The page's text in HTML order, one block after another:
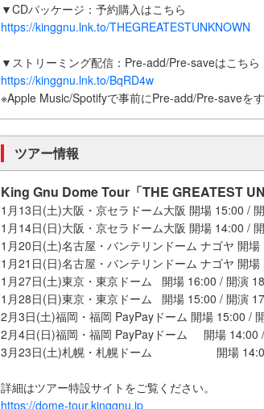
▼CDパッケージ：予約購入はこちら
https://kinggnu.lnk.to/THEGREATESTUNKNOWN
▼ストリーミング配信：Pre-add/Pre-saveはこちら
https://kinggnu.lnk.to/BqRD4w
※Apple Music/Spotifyで事前にPre-add/Pre-saveを
ツアー情報
King Gnu Dome Tour「THE GREATEST
1月13日(土)大阪・京セラドーム大阪 開場 15:00 /
1月14日(日)大阪・京セラドーム大阪 開場 14:00 /
1月20日(土)名古屋・バンテリンドーム ナゴヤ 開
1月21日(日)名古屋・バンテリンドーム ナゴヤ 開
1月27日(土)東京・東京ドーム 開場 16:00 / 開演
1月28日(日)東京・東京ドーム 開場 15:00 / 開演
2月3日(土)福岡・福岡 PayPayドーム 開場 15:00 /
2月4日(日)福岡・福岡 PayPayドーム 開場 14:00
3月23日(土)札幌・札幌ドーム 開場 14:00
詳細はツアー特設サイトをご覧ください。
https://dome-tour.kinggnu.jp